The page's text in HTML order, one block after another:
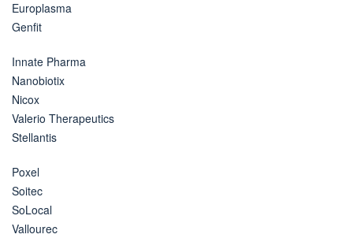
Europlasma
Genfit
Innate Pharma
Nanobiotix
Nicox
Valerio Therapeutics
Stellantis
Poxel
Soitec
SoLocal
Vallourec